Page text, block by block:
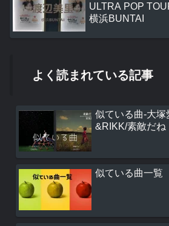
ULTRA POP
横浜BUNTAI
よく読まれている記事
似ている曲-大塚
&RIKK/素敵だね
似ている曲一覧